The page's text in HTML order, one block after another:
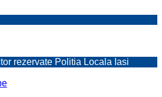
rezervate Politia Locala Iasi